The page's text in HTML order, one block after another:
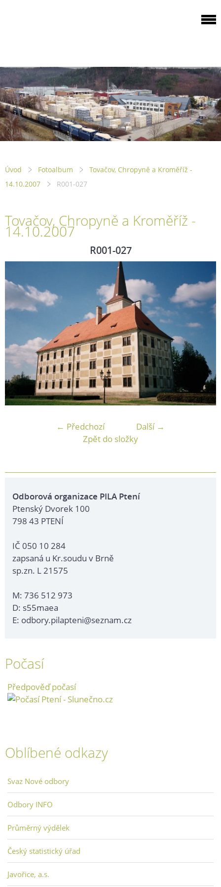
Úvod Fotoalbum
Tovačov, Chropyně a Kroměříž -
14.10.2007
R001-027
Tovačov, Chropyně a Kroměříž -
14.10.2007
R001-027
← Předchozí
Další →
Zpět do složky
Odborová organizace PILA Ptení
Ptenský Dvorek 100
798 43 PTENÍ
IČ 050 10 284
zapsaná u Kr.soudu v Brně
sp.zn. L 21575
M: 736 512 973
D: s55maea
E: odbory.pilapteni@seznam.cz
Počasí
Předpověď počasí
Oblíbené odkazy
Svaz Nové odbory
Odbory INFO
Průměrný výdělek
Český statistický úřad
Javořice, a.s.